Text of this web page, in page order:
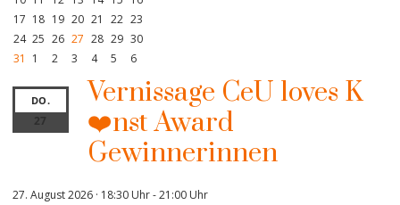
17 18 19 20 21 22 23
24 25 26 27 28 29 30
31
1 2 3 4 5 6
DO.
27
Vernissage CeU loves K
❤️nst Award
Gewinnerinnen
27. August 2026 · 18:30 Uhr-21:00 Uhr